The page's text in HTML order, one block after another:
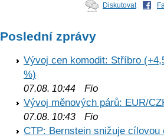
Diskutovat
Poslední zprávy
Vývoj cen komodit: Stříbro
%)
07.08. 10:44 Fio
Vývoj měnových párů: EUR/
07.08. 10:43 Fio
CTP: Bernstein snižuje